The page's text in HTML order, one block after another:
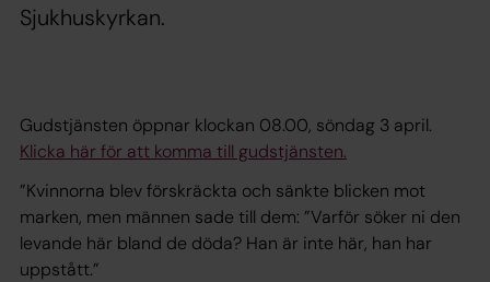
Sjukhuskyrkan.
Gudstjänsten öppnar klockan 08.00, söndag 3 april.
Klicka här för att komma till gudstjänsten.
”Kvinnorna blev förskräckta och sänkte blicken mot
marken, men männen sade till dem: ”Varför söker ni den
levande här bland de döda? Han är inte här, han har
uppstått.”